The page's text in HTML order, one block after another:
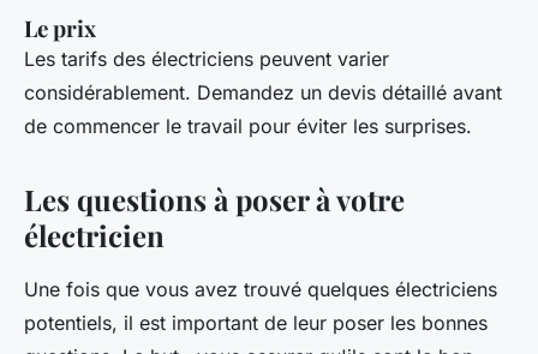
Le prix
Les tarifs des électriciens peuvent varier
considérablement. Demandez un devis détaillé avant
de commencer le travail pour éviter les surprises.
Les questions à poser à votre
électricien
Une fois que vous avez trouvé quelques électriciens
potentiels, il est important de leur poser les bonnes